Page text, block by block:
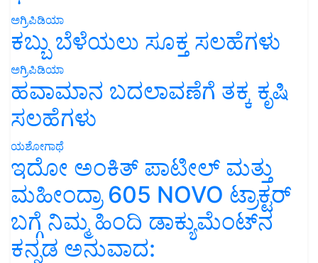
ಅಗ್ರಿಪಿಡಿಯಾ
ಕಬ್ಬು ಬೆಳೆಯಲು ಸೂಕ್ತ ಸಲಹೆಗಳು
ಅಗ್ರಿಪಿಡಿಯಾ
ಹವಾಮಾನ ಬದಲಾವಣೆಗೆ ತಕ್ಕ ಕೃಷಿ
ಸಲಹೆಗಳು
ಯಶೋಗಾಥೆ
ಇದೋ ಅಂಕಿತ್ ಪಾಟೀಲ್ ಮತ್ತು
ಮಹೀಂದ್ರಾ 605 NOVO ಟ್ರಾಕ್ಟರ್
ಬಗ್ಗೆ ನಿಮ್ಮ ಹಿಂದಿ ಡಾಕ್ಯುಮೆಂಟ್‌ನ
ಕನ್ನಡ ಅನುವಾದ: